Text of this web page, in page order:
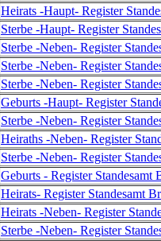
Heirats -Haupt- Register
Sterbe -Haupt- Register
Sterbe -Neben- Register
Sterbe -Neben- Register
Sterbe -Neben- Register
Geburts -Haupt- Register
Sterbe -Neben- Register
Heiraths -Neben- Register
Sterbe -Neben- Register
Geburts - Register
Heirats- Register Standesamt
Heirats -Neben- Register
Sterbe -Neben- Register